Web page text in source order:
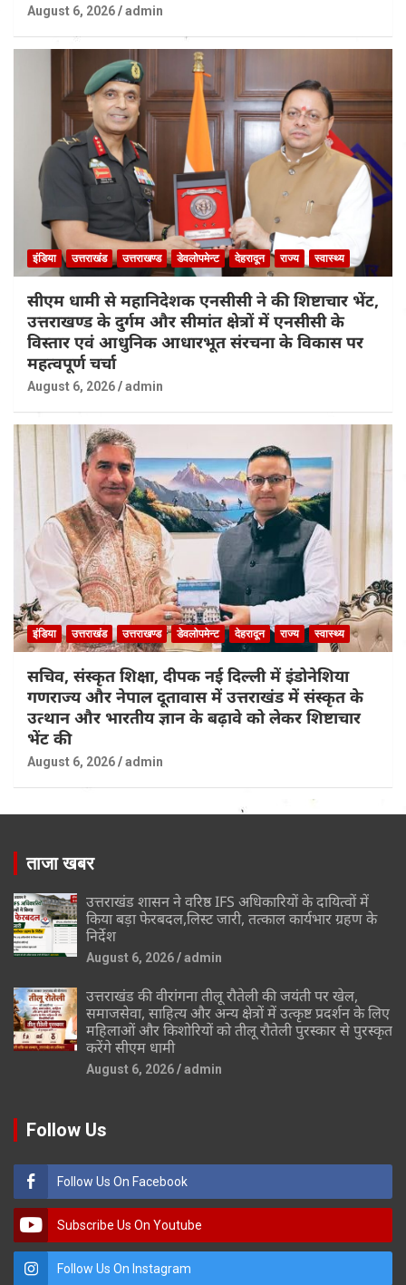
August 6, 2026 admin
इंडिया उत्तराखंड उत्तराखण्ड डेवलोपमेन्ट देहरादून राज्य स्वास्थ्य
सीएम धामी से महानिदेशक एनसीसी ने की शिष्टाचार भेंट,
उत्तराखण्ड के दुर्गम और सीमांत क्षेत्रों में एनसीसी के
विस्तार एवं आधुनिक आधारभूत संरचना के विकास पर
महत्वपूर्ण चर्चा
August 6, 2026 admin
इंडिया उत्तराखंड उत्तराखण्ड डेवलोपमेन्ट देहरादून राज्य स्वास्थ्य
सचिव, संस्कृत शिक्षा, दीपक नई दिल्ली में इंडोनेशिया
गणराज्य और नेपाल दूतावास में उत्तराखंड में संस्कृत के
उत्थान और भारतीय ज्ञान के बढ़ावे को लेकर शिष्टाचार
भेंट की
August 6, 2026 admin
ताजा खबर
उत्तराखंड शासन ने वरिष्ठ IFS अधिकारियों के दायित्वों में
किया बड़ा फेरबदल,लिस्ट जारी, तत्काल कार्यभार ग्रहण के
निर्देश
August 6, 2026 admin
उत्तराखंड की वीरांगना तीलू रौतेली की जयंती पर खेल,
समाजसेवा, साहित्य और अन्य क्षेत्रों में उत्कृष्ट प्रदर्शन के लिए
महिलाओं और किशोरियों को तीलू रौतेली पुरस्कार से पुरस्कृत
करेंगे सीएम धामी
August 6, 2026 admin
Follow Us
Follow Us On Facebook
Subscribe Us On Youtube
Follow Us On Instagram